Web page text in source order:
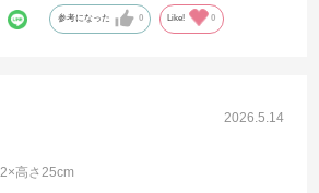
参考になった 0 Like! 0
2026.5.14
高さ25cm